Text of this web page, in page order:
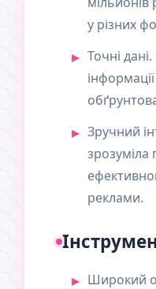
у різних
Точні
Зручний
реклами.
Широкий